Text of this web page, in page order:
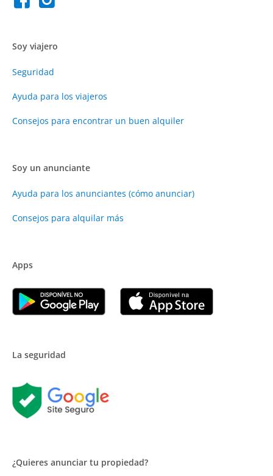
Soy viajero
Seguridad
Ayuda para los viajeros
Consejos para encontrar un buen alquiler
Soy un anunciante
Ayuda para los anunciantes (cómo anunciar)
Consejos para alquilar más
Apps
La seguridad
¿Quieres anunciar tu propiedad?